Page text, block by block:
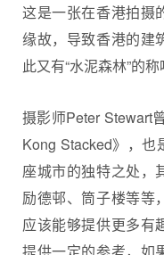
这是一张在香港拍摄
缘故，导致香港的建
此又有“水泥森林”的称
摄影师Peter Stewart
Kong Stacked》，
座城市的独特之处，
励德邨、筒子楼等等
应该能够提供更多有